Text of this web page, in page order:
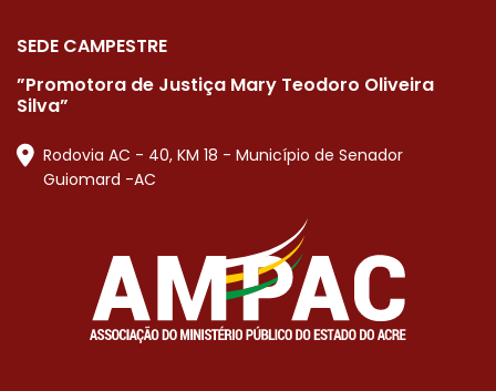
SEDE CAMPESTRE
”Promotora de Justiça Mary Teodoro Oliveira
Silva”
Rodovia AC - 40, KM 18 - Município de Senador
Guiomard -AC